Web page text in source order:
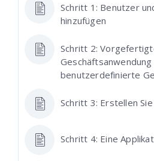
Schritt 1: Benutzer
hinzufügen
Schritt 2:
benutzerdefinierte
Schritt 3: Erstellen
Schritt 4: Eine